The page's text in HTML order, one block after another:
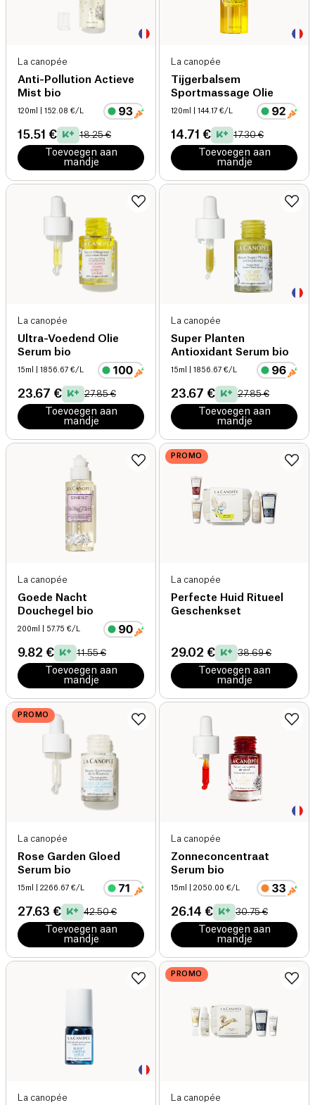
La canopée
Anti-Pollution Actieve
Mist bio
120ml | 152.08 €/L
15.51 € 18.25 €
Toevoegen aan
mandje
La canopée
Tijgerbalsem
Sportmassage Olie
120ml | 144.17 €/L
14.71 € 17.30 €
Toevoegen aan
mandje
La canopée
Ultra-Voedend Olie
Serum bio
15ml | 1856.67 €/L
23.67 € 27.85 €
Toevoegen aan
mandje
La canopée
Super Planten
Antioxidant Serum bio
15ml | 1856.67 €/L
23.67 € 27.85 €
Toevoegen aan
mandje
La canopée
Goede Nacht
Douchegel bio
200ml | 57.75 €/L
9.82 € 11.55 €
Toevoegen aan
mandje
PROMO
La canopée
Perfecte Huid Ritueel
Geschenkset
29.02 € 38.69 €
Toevoegen aan
mandje
PROMO
La canopée
Rose Garden Gloed
Serum bio
15ml | 2266.67 €/L
27.63 € 42.50 €
Toevoegen aan
mandje
La canopée
Zonneconcentraat
Serum bio
15ml | 2050.00 €/L
26.14 € 30.75 €
Toevoegen aan
mandje
La canopée
PROMO
La canopée